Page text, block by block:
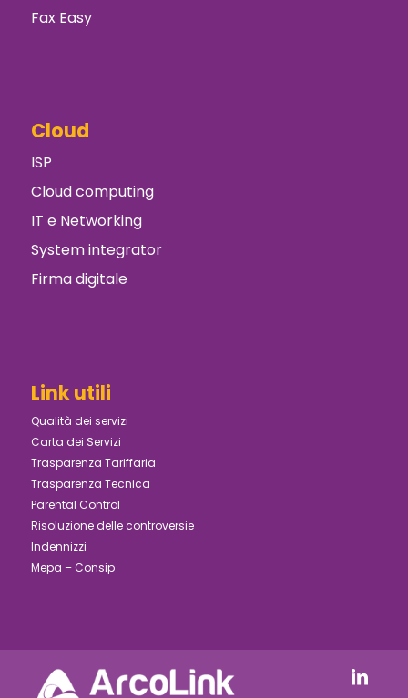
Fax Easy
Cloud
ISP
Cloud computing
IT e Networking
System integrator
Firma digitale
Link utili
Qualità dei servizi
Carta dei Servizi
Trasparenza Tariffaria
Trasparenza Tecnica
Parental Control
Risoluzione delle controversie
Indennizzi
Mepa – Consip